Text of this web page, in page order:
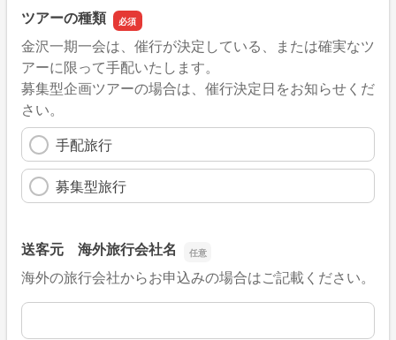
ツアーの種類
金沢一期一会は、催行が決定している、または確実なツ
アーに限って手配いたします。
募集型企画ツアーの場合は、催行決定日をお知らせくだ
さい。
手配旅行
募集型旅行
送客元 海外旅行会社名
海外の旅行会社からお申込みの場合はご記載ください。
送客元 海外旅行会社名